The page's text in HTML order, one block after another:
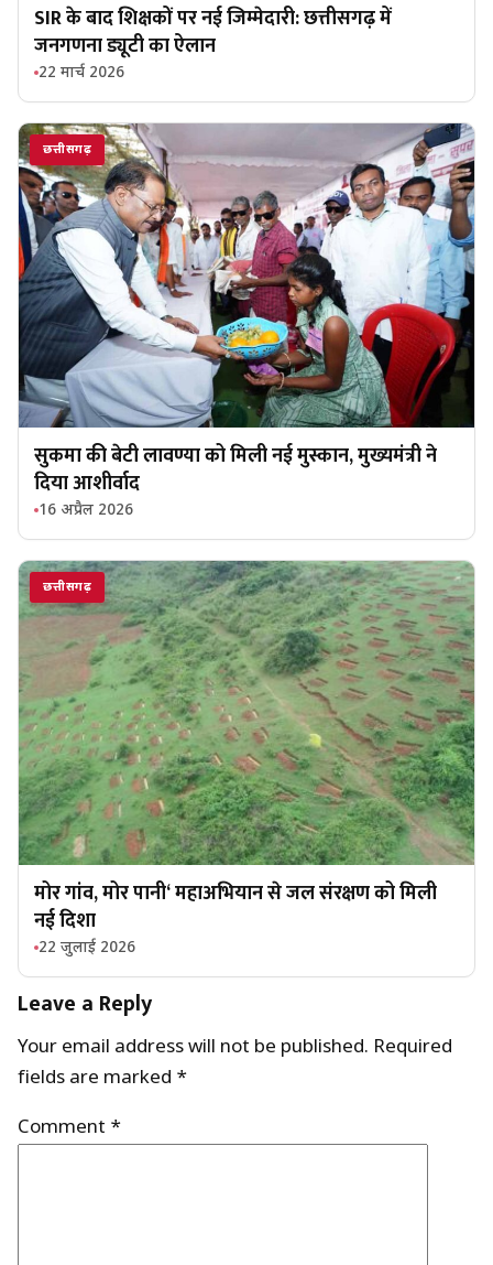
SIR के बाद शिक्षकों पर नई जिम्मेदारी: छत्तीसगढ़ में
जनगणना ड्यूटी का ऐलान
22 मार्च 2026
छत्तीसगढ़
सुकमा की बेटी लावण्या को मिली नई मुस्कान, मुख्यमंत्री ने
दिया आशीर्वाद
16 अप्रैल 2026
छत्तीसगढ़
मोर गांव, मोर पानी‘ महाअभियान से जल संरक्षण को मिली
नई दिशा
22 जुलाई 2026
Leave a Reply
Your email address will not be published. Required
fields are marked *
Comment *